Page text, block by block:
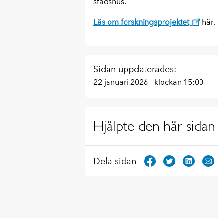
Läs om forskningsprojektet här.
Sidan uppdaterades:
22 januari 2026 klockan 15:00
Hjälpte den här sidan
Dela sidan